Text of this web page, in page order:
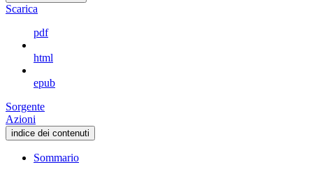
Scarica
pdf
html
epub
Sorgente
Azioni
indice dei contenuti
Sommario